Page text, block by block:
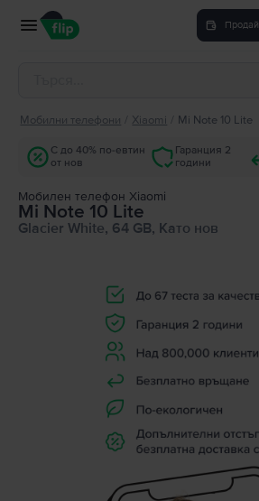
Продай
Мобилни телефони Xiaomi Mi Note 10 Lite
С до 40% по-евтин
от нов
Гаранция 2
години
Мобилен телефон Xiaomi
Mi Note 10 Lite
Glacier White, 64 GB, Като нов